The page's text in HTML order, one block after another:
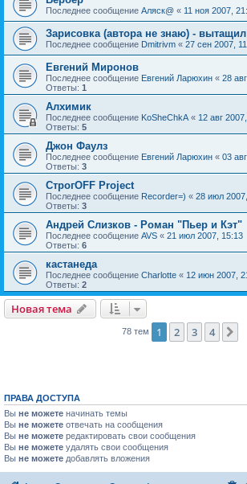
Последнее сообщение Аляск@ « 11 ноя 2007,
Зарисовка (автора не знаю) -
Последнее сообщение Dmitrivm « 27 сен 2007,
Евгений Миронов
Последнее сообщение Евгений Ларюхин « 28
Ответы: 1
Алхимик
Последнее сообщение KoSheChkA « 12 авг
Ответы: 5
Джон Фаулз
Последнее сообщение Евгений Ларюхин « 03
Ответы: 3
СтрогOFF Project
Последнее сообщение Recorder=) « 28 июл
Ответы: 3
Андрей Слизков - Роман "Пьер и Кэт"
Последнее сообщение AVS « 21 июл 2007, 15:13
Ответы: 6
кастанеда
Последнее сообщение Charlotte « 12 июн 2007,
Ответы: 2
Новая тема
78 тем 1 2 3 4
ПРАВА ДОСТУПА
Вы не можете начинать темы
Вы не можете отвечать на сообщения
Вы не можете редактировать свои сообщения
Вы не можете удалять свои сообщения
Вы не можете добавлять вложения